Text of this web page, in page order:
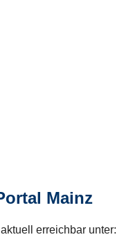
Mainz
erreichbar unter: